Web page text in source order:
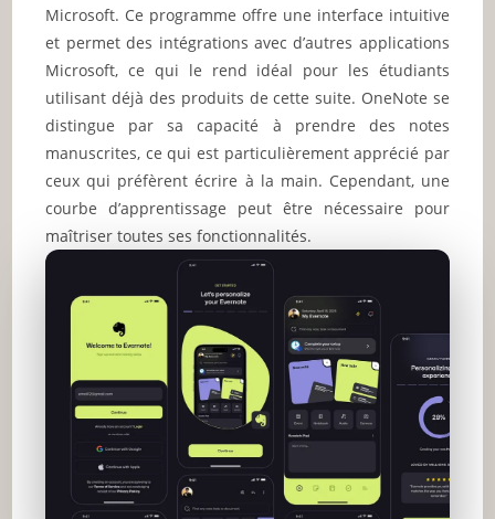
Microsoft. Ce programme offre une interface intuitive
et permet des intégrations avec d’autres applications
Microsoft, ce qui le rend idéal pour les étudiants
utilisant déjà des produits de cette suite. OneNote se
distingue par sa capacité à prendre des notes
manuscrites, ce qui est particulièrement apprécié par
ceux qui préfèrent écrire à la main. Cependant, une
courbe d’apprentissage peut être nécessaire pour
maîtriser toutes ses fonctionnalités.